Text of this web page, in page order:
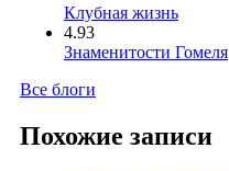
Клубная жизнь
4.93
Знаменитости Гомеля
Все блоги
Похожие записи